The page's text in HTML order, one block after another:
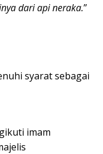
dari api neraka.”
syarat sebagai
imam